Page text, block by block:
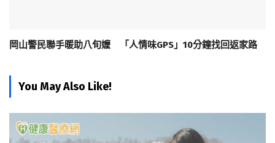
岡山警民聯手暖助八旬嬤 「人情味GPS」10分鐘找回返家路
You May Also Like!